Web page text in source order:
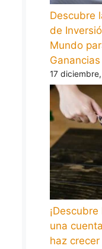
Descubre
de
Mundo
Ganancias
17
una
haz